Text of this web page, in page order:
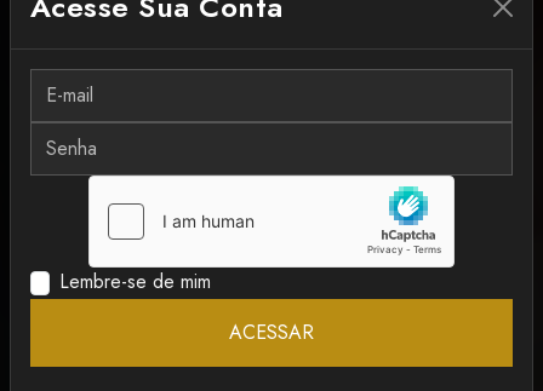
MAIS RECENTE
ANCAPSU
Lembre-se de mim
ACESSAR